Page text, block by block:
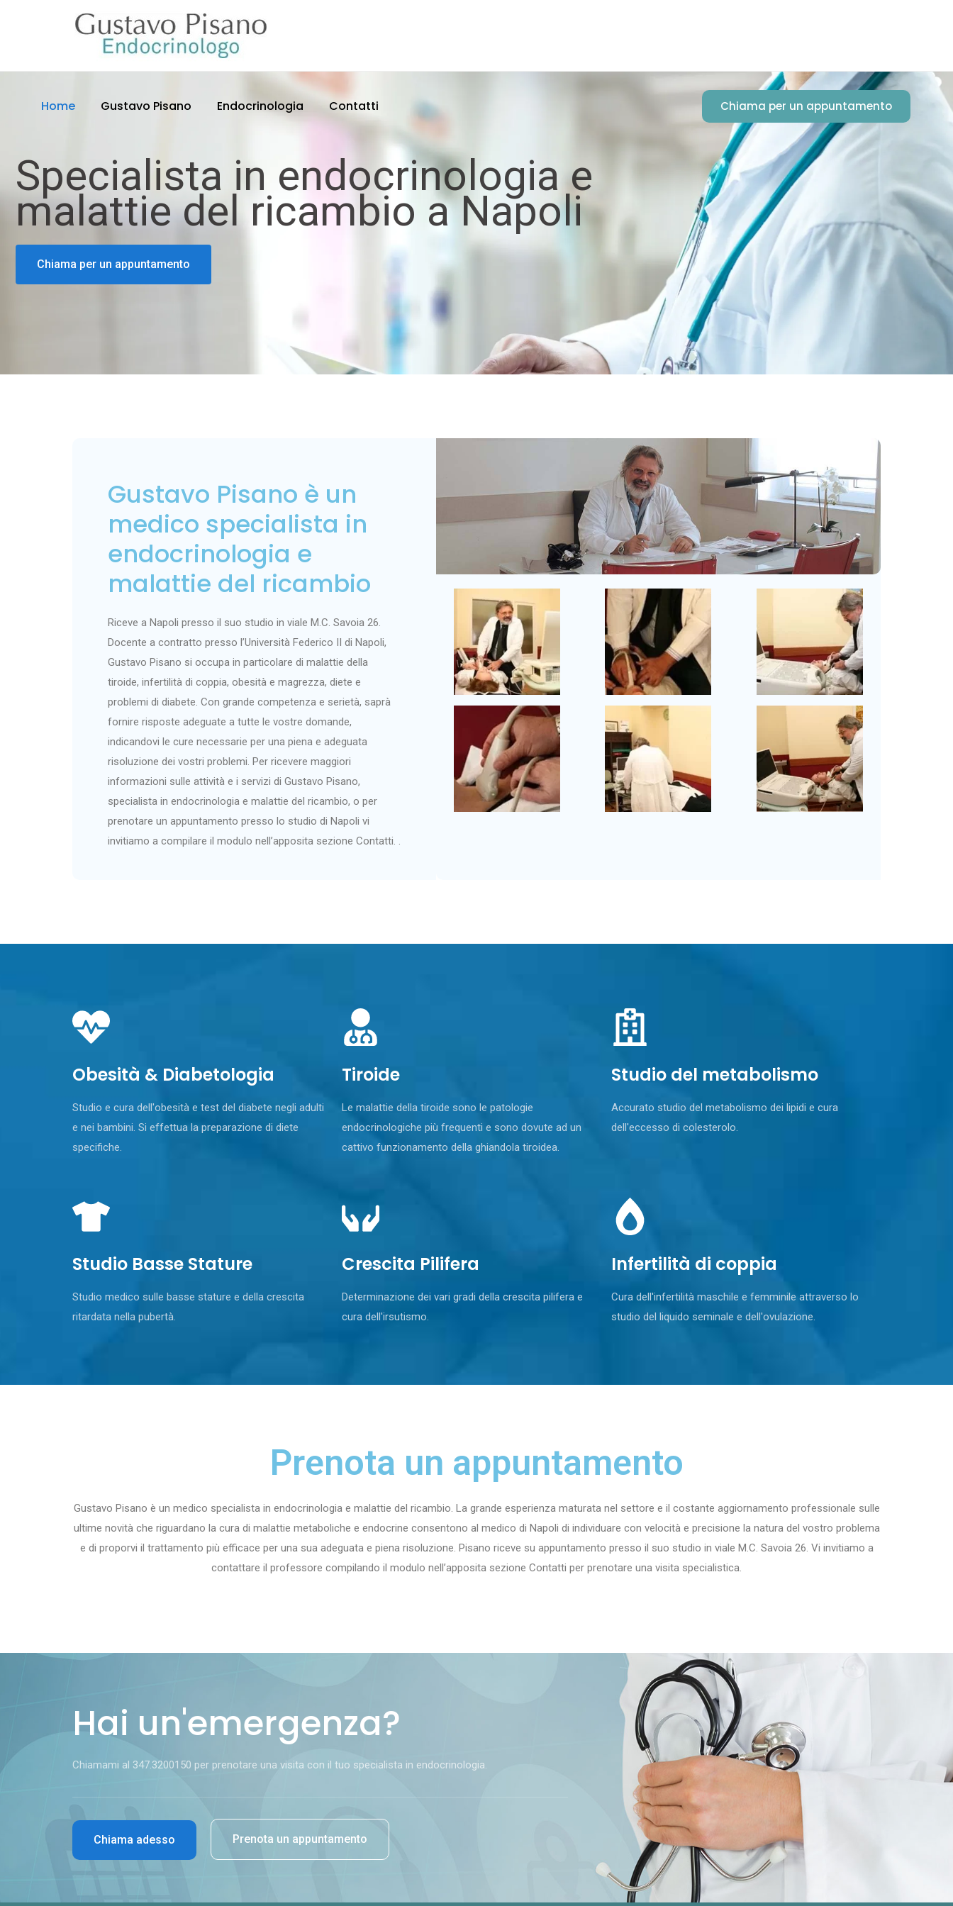
Home Gustavo Pisano Endocrinologia Contatti Chiama per un appuntamento
Specialista in endocrinologia e
malattie del ricambio a Napoli
Chiama per un appuntamento
Gustavo Pisano è un
medico specialista in
endocrinologia e
malattie del ricambio
Riceve a Napoli presso il suo studio in viale M.C. Savoia 26.
Docente a contratto presso l’Università Federico II di Napoli,
Gustavo Pisano si occupa in particolare di malattie della
tiroide, infertilità di coppia, obesità e magrezza, diete e
problemi di diabete. Con grande competenza e serietà, saprà
fornire risposte adeguate a tutte le vostre domande,
indicandovi le cure necessarie per una piena e adeguata
risoluzione dei vostri problemi. Per ricevere maggiori
informazioni sulle attività e i servizi di Gustavo Pisano,
specialista in endocrinologia e malattie del ricambio, o per
prenotare un appuntamento presso lo studio di Napoli vi
invitiamo a compilare il modulo nell’apposita sezione Contatti. .
Obesità & Diabetologia
Studio e cura dell'obesità e test del diabete negli adulti
e nei bambini. Si effettua la preparazione di diete
specifiche.
Tiroide
Le malattie della tiroide sono le patologie
endocrinologiche più frequenti e sono dovute ad un
cattivo funzionamento della ghiandola tiroidea.
Studio del metabolismo
Accurato studio del metabolismo dei lipidi e cura
dell'eccesso di colesterolo.
Studio Basse Stature
Studio medico sulle basse stature e della crescita
ritardata nella pubertà.
Crescita Pilifera
Determinazione dei vari gradi della crescita pilifera e
cura dell'irsutismo.
Infertilità di coppia
Cura dell'infertilità maschile e femminile attraverso lo
studio del liquido seminale e dell'ovulazione.
Prenota un appuntamento
Gustavo Pisano è un medico specialista in endocrinologia e malattie del ricambio. La grande esperienza maturata nel settore e il costante aggiornamento professionale sulle
ultime novità che riguardano la cura di malattie metaboliche e endocrine consentono al medico di Napoli di individuare con velocità e precisione la natura del vostro problema
e di proporvi il trattamento più efficace per una sua adeguata e piena risoluzione. Pisano riceve su appuntamento presso il suo studio in viale M.C. Savoia 26. Vi invitiamo a
contattare il professore compilando il modulo nell’apposita sezione Contatti per prenotare una visita specialistica.
Hai un'emergenza?
Chiamami al 347.3200150 per prenotare una visita con il tuo specialista in endocrinologia.
Chiama adesso Prenota un appuntamento